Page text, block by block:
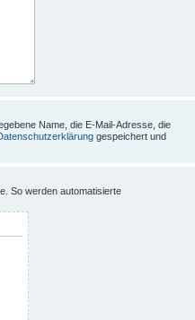
Name, die E-Mail-Adresse, die
gespeichert und
So werden automatisierte